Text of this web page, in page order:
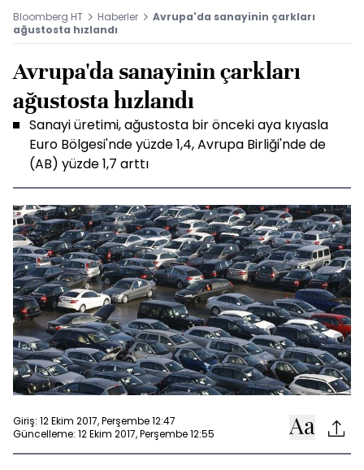
Bloomberg HT Haberler
Avrupa'da sanayinin çarkları
ağustosta hızlandı
Avrupa'da sanayinin çarkları
ağustosta hızlandı
Sanayi üretimi, ağustosta bir önceki aya kıyasla
Euro Bölgesi'nde yüzde 1,4, Avrupa Birliği'nde de
(AB) yüzde 1,7 arttı
Giriş: 12 Ekim 2017, Perşembe 12:47
Güncelleme: 12 Ekim 2017, Perşembe 12:55